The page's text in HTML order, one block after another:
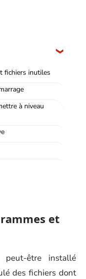
fichiers inutiles
à niveau
et
être installé
des fichiers dont